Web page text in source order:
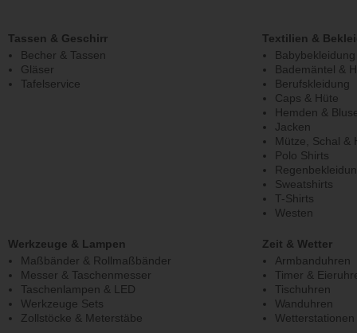
Tassen & Geschirr
Becher & Tassen
Gläser
Tafelservice
Textilien &
Babybekleidung
Bademäntel &
Berufskleidung
Caps & Hüte
Hemden &
Jacken
Mütze, Schal &
Polo Shirts
Sweatshirts
T-Shirts
Westen
Werkzeuge & Lampen
Maßbänder & Rollmaßbänder
Messer & Taschenmesser
Taschenlampen & LED
Werkzeuge Sets
Zollstöcke & Meterstäbe
Zeit & Wetter
Armbanduhren
Timer &
Tischuhren
Wanduhren
Wetterstationen